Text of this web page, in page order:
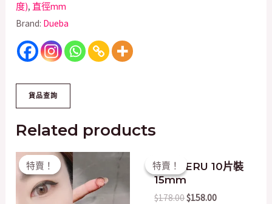
度), 直徑mm
Brand: Dueba
Related products
特賣！
特賣！
Original
price
was:
$200.00.
is:
$20.00.
特賣！
特賣！
日本 ZERU 10片裝
15mm
$178.00
price
$178.00.
$158.00
price